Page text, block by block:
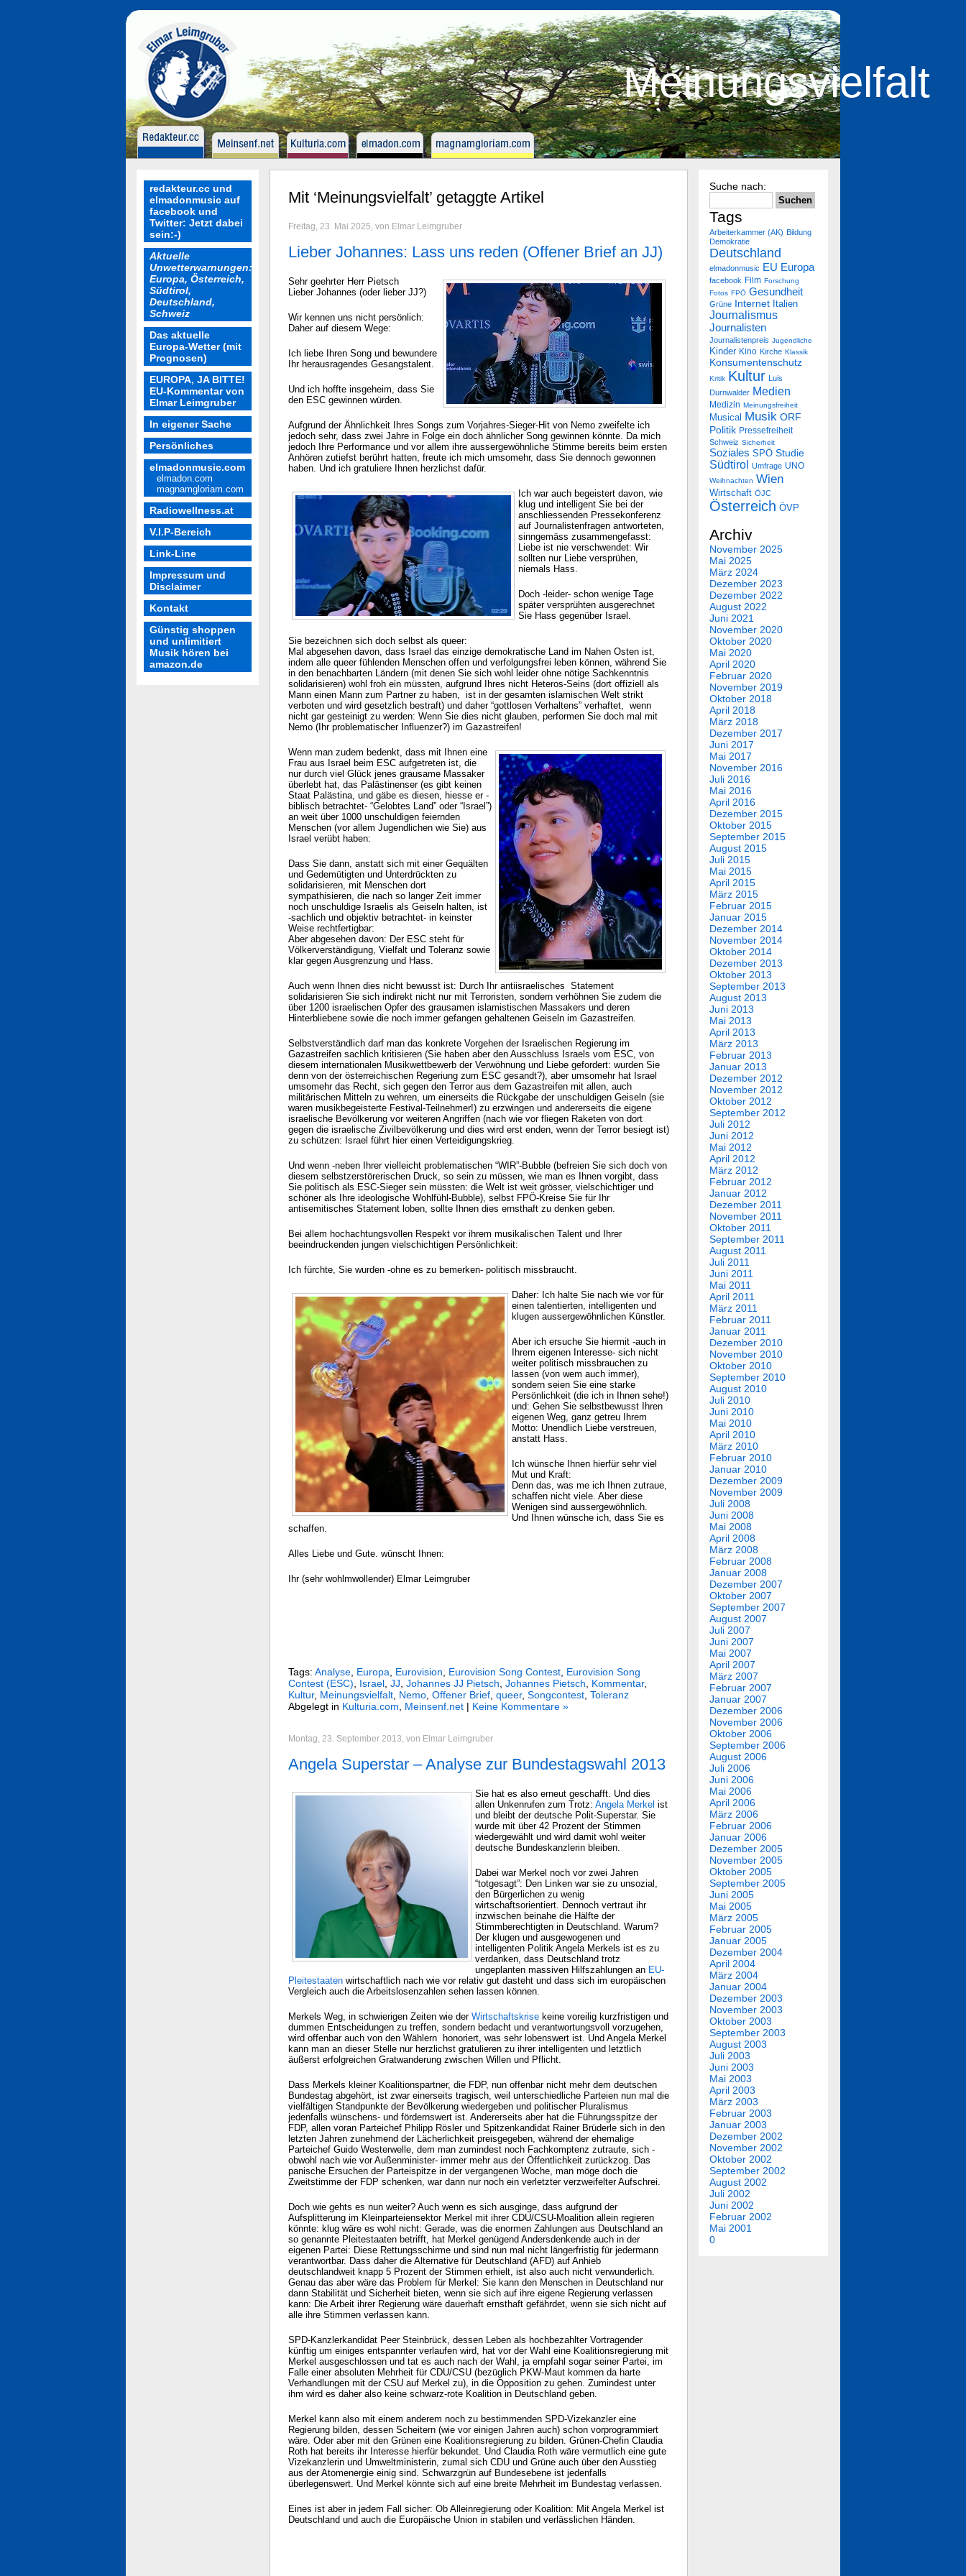
Meinungsvielfalt
redakteur.cc und
elmadonmusic auf
facebook und
Twitter: Jetzt dabei
sein:-)
Aktuelle
Unwetterwarnungen:
Europa, Österreich,
Südtirol,
Deutschland,
Schweiz
Das aktuelle
Europa-Wetter (mit
Prognosen)
EUROPA, JA BITTE!
EU-Kommentar von
Elmar Leimgruber
In eigener Sache
Persönliches
elmadonmusic.com
elmadon.com
magnamgloriam.com
Radiowellness.at
V.I.P-Bereich
Link-Line
Impressum und
Disclaimer
Kontakt
Günstig shoppen
und unlimitiert
Musik hören bei
amazon.de
Mit ‘Meinungsvielfalt’ getaggte Artikel
Freitag, 23. Mai 2025, von Elmar Leimgruber
Lieber Johannes: Lass uns reden (Offener Brief an JJ)
Sehr geehrter Herr Pietsch
Lieber Johannes (oder lieber JJ?)
Wir kennen uns nicht persönlich:
Daher auf diesem Wege:
Ich liebe Ihren Song und bewundere
Ihr herausragendes Gesangstalent.
Und ich hoffte insgeheim, dass Sie
den ESC gewinnen würden.
Aufgrund der Ähnlichkeit Ihres Songs zum Vorjahres-Sieger-Hit von Nemo zweifelte ich
jedoch sehr, dass zwei Jahre in Folge ein doch ähnlicher Song gewinnen könnte. Da mich
jedoch Ihre Performance und vor allem ihre aussergewöhnliche Stimme bereits beim ersten
Anhören zutiefst berührt hatten, freute ich mich umsomehr, dass Sie dennoch gewonnen
haben. Und ich gratuliere Ihnen herzlichst dafür.
Ich war auch begeistert davon, wie
klug und intelligent Sie bei der
anschliessenden Pressekonferenz
auf Journalistenfragen antworteten,
sinngemäss zusammengefasst:
Liebe ist nie verschwendet: Wir
sollten nur Liebe versprühen,
niemals Hass.
Doch -leider- schon wenige Tage
später versprühten ausgerechnet
Sie Hass gegenüber Israel.
Sie bezeichnen sich doch selbst als queer:
Mal abgesehen davon, dass Israel das einzige demokratische Land im Nahen Osten ist,
indem alle queer fühlenden Menschen offen und verfolgungsfrei leben können, während Sie
in den benachbarten Ländern (mit denen Sie sich wohl leider ohne nötige Sachkenntnis
solidarisieren) wohl froh ein müssten, aufgrund Ihres nicht Heteros-Seins (dort offiziell als
Mann einen Mann zum Partner zu haben, ist in der gesamten islamischen Welt strikt
verboten und wird gesetzlich bestraft) und daher “gottlosen Verhaltens” verhaftet, wenn
nicht gar gesteinigt zu werden: Wenn Sie dies nicht glauben, performen Sie doch mal mit
Nemo (Ihr problematischer Influenzer?) im Gazastreifen!
Wenn man zudem bedenkt, dass mit Ihnen eine
Frau aus Israel beim ESC aufgetreten ist, die
nur durch viel Glück jenes grausame Massaker
überlebt hat, das Palästinenser (es gibt keinen
Staat Palästina, und gäbe es diesen, hiesse er -
biblisch betrachtet- “Gelobtes Land” oder “Israel”)
an weit über 1000 unschuldigen feiernden
Menschen (vor allem Jugendlichen wie Sie) aus
Israel verübt haben:
Dass Sie dann, anstatt sich mit einer Gequälten
und Gedemütigten und Unterdrückten zu
solidarisieren, mit Menschen dort
sympathisieren, die nach so langer Zeit immer
noch unschuldige Israelis als Geiseln halten, ist
-sachlich und objektiv betrachtet- in keinster
Weise rechtfertigbar:
Aber abgesehen davon: Der ESC steht für
Völkerverständigung, Vielfalt und Toleranz sowie
klar gegen Ausgrenzung und Hass.
Auch wenn Ihnen dies nicht bewusst ist: Durch Ihr antiisraelisches Statement
solidarisieren Sie sich indirekt nicht nur mit Terroristen, sondern verhöhnen Sie zudem die
über 1200 israelischen Opfer des grausamen islamistischen Massakers und deren
Hinterbliebene sowie die noch immer gefangen gehaltenen Geiseln im Gazastreifen.
Selbstverständlich darf man das konkrete Vorgehen der Israelischen Regierung im
Gazastreifen sachlich kritisieren (Sie haben aber den Ausschluss Israels vom ESC, von
diesem internationalen Musikwettbewerb der Verwöhnung und Liebe gefordert: wurden Sie
denn von der österreichischen Regeriung zum ESC gesandt?), aber umsomehr hat Israel
umsomehr das Recht, sich gegen den Terror aus dem Gazastreifen mit allen, auch
militärischen Mitteln zu wehren, um einerseits die Rückgabe der unschuldigen Geiseln (sie
waren musikbegeisterte Festival-Teilnehmer!) zu erzwingen und andererseits die eigene
israelische Bevölkerung vor weiteren Angriffen (nach wie vor fliegen Raketen von dort
gegen die israelische Zivilbevölkerung und dies wird erst enden, wenn der Terror besiegt ist)
zu schützen: Israel führt hier einen Verteidigungskrieg.
Und wenn -neben Ihrer vielleicht problematischen “WIR”-Bubble (befreien Sie sich doch von
diesem selbstzerstörerischen Druck, so sein zu müssen, wie man es Ihnen vorgibt, dass
Sie politisch als ESC-Sieger sein müssten: die Welt ist weit grösser, vielschichtiger und
schöner als Ihre ideologische Wohlfühl-Bubble), selbst FPÖ-Kreise Sie für Ihr
antisemitisches Statement loben, sollte Ihnen dies ernsthaft zu denken geben.
Bei allem hochachtungsvollen Respekt vor ihrem musikalischen Talent und Ihrer
beeindruckenden jungen vielschichtigen Persönlichkeit:
Ich fürchte, Sie wurden -ohne es zu bemerken- politisch missbraucht.
Daher: Ich halte Sie nach wie vor für
einen talentierten, intelligenten und
klugen aussergewöhnlichen Künstler.
Aber ich ersuche Sie hiermit -auch in
Ihrem eigenen Interesse- sich nicht
weiter politisch missbrauchen zu
lassen (von wem auch immer),
sondern seien Sie eine starke
Persönlichkeit (die ich in Ihnen sehe!)
und: Gehen Sie selbstbewusst Ihren
eigenen Weg, ganz getreu Ihrem
Motto: Unendlich Liebe verstreuen,
anstatt Hass.
Ich wünsche Ihnen hierfür sehr viel
Mut und Kraft:
Denn das, was me ich Ihnen zutraue,
schaffen nicht viele. Aber diese
Wenigen sind aussergewöhnlich.
Und Ihnen wünsche ich, dass Sie es
schaffen.
Alles Liebe und Gute. wünscht Ihnen:
Ihr (sehr wohlmwollender) Elmar Leimgruber
Tags: Analyse Europa Eurovision Eurovision Song Contest Eurovision Song
Contest (ESC)
Israel JJ Johannes JJ Pietsch Johannes Pietsch Kommentar,
Kultur, Meinungsvielfalt Nemo Offener Brief queer, Songcontest Toleranz
Abgelegt in Kulturia.com Meinsenf.net | Keine Kommentare »
Montag, 23. September 2013, von Elmar Leimgruber
Angela Superstar – Analyse zur Bundestagswahl 2013
Sie hat es also erneut geschafft. Und dies
allen Unkenrufen zum Trotz: Angela Merkel ist
und bleibt der deutsche Polit-Superstar. Sie
wurde mit über 42 Prozent der Stimmen
wiedergewählt und wird damit wohl weiter
deutsche Bundeskanzlerin bleiben.
Dabei war Merkel noch vor zwei Jahren
“totgesagt”: Den Linken war sie zu unsozial,
den Bürgerlichen zu wenig
wirtschaftsorientiert. Dennoch vertraut ihr
inzwischen beinahe die Hälfte der
Stimmberechtigten in Deutschland. Warum?
Der klugen und ausgewogenen und
intelligenten Politik Angela Merkels ist es zu
verdanken, dass Deutschland trotz
ungeplanten massiven Hilfszahlungen an EU-
Pleitestaaten wirtschaftlich nach wie vor relativ gut dasteht und dass sich im europäischen
Vergleich auch die Arbeitslosenzahlen sehen lassen können.
Merkels Weg, in schwierigen Zeiten wie der Wirtschaftskrise keine voreilig kurzfristigen und
dummen Entscheidungen zu treffen, sondern bedacht und verantwortungsvoll vorzugehen,
wird offenbar auch von den Wählern honoriert, was sehr lobenswert ist. Und Angela Merkel
kann man an dieser Stelle nur herzlichst gratulieren zu ihrer intelligenten und letztlich
äußerst erfolgreichen Gratwanderung zwischen Willen und Pflicht.
Dass Merkels kleiner Koalitionspartner, die FDP, nun offenbar nicht mehr dem deutschen
Bundestag abgehört, ist zwar einerseits tragisch, weil unterschiedliche Parteien nun mal die
vielfältigen Standpunkte der Bevölkerung wiedergeben und politischer Pluralismus
jedenfalls wünschens- und fördernswert ist. Andererseits aber hat die Führungsspitze der
FDP, allen voran Parteichef Philipp Rösler und Spitzenkandidat Rainer Brüderle sich in den
letzten Jahren zunehmend der Lächerlichkeit preisgegeben, während der ehemalige
Parteichef Guido Westerwelle, dem man zumindest noch Fachkomptenz zutraute, sich -
obwohl nach wie vor Außenminister- immer mehr aus der Öffentlichkeit zurückzog. Das
panische Ersuchen der Parteispitze in der vergangenen Woche, man möge doch die
Zweitstimme der FDP schenken, war dann nur noch ein verletzter verzweifelter Aufschrei.
Doch wie gehts es nun weiter? Auch wenn es sich ausginge, dass aufgrund der
Aufsplitterung im Kleinparteiensektor Merkel mit ihrer CDU/CSU-Moalition allein regieren
könnte: klug wäre es wohl nicht: Gerade, was die enormen Zahlungen aus Deutschland an
so genannte Pleitestaaten betrifft, hat Merkel genügend Andersdenkende auch in der
eigenen Partei: Diese Rettungsschirme und sind nun mal nicht längerfristig für jedermann
verantwortbar. Dass daher die Alternative für Deutschland (AFD) auf Anhieb
deutschlandweit knapp 5 Prozent der Stimmen erhielt, ist also auch nicht verwunderlich.
Genau das aber wäre das Problem für Merkel: Sie kann den Menschen in Deutschland nur
dann Stabilität und Sicherheit bieten, wenn sie sich auf ihre eigene Regierung verlassen
kann: Die Arbeit ihrer Regierung wäre dauerhaft ernsthaft gefährdet, wenn sie sich nicht auf
alle ihre Stimmen verlassen kann.
SPD-Kanzlerkandidat Peer Steinbrück, dessen Leben als hochbezahlter Vortragender
künftig um einiges entspannter verlaufen wird, hat vor der Wahl eine Koalitionsregierung mit
Merkel ausgeschlossen und tat es auch nach der Wahl, ja empfahl sogar seiner Partei, im
Falle einer absoluten Mehrheit für CDU/CSU (bezüglich PKW-Maut kommen da harte
Verhandlungen mit der CSU auf Merkel zu), in die Opposition zu gehen. Zumindest unter
ihm wird es daher also keine schwarz-rote Koalition in Deutschland geben.
Merkel kann also mit einem anderem noch zu bestimmenden SPD-Vizekanzler eine
Regierung bilden, dessen Scheitern (wie vor einigen Jahren auch) schon vorprogrammiert
wäre. Oder aber mit den Grünen eine Koalitionsregierung zu bilden. Grünen-Chefin Claudia
Roth hat bereits ihr Interesse hierfür bekundet. Und Claudia Roth wäre vermutlich eine gute
Vizekanzlerin und Umweltministerin, zumal sich CDU und Grüne auch über den Ausstieg
aus der Atomenergie einig sind. Schwarzgrün auf Bundesebene ist jedenfalls
überlegenswert. Und Merkel könnte sich auf eine breite Mehrheit im Bundestag verlassen.
Eines ist aber in jedem Fall sicher: Ob Alleinregierung oder Koalition: Mit Angela Merkel ist
Deutschland und auch die Europäische Union in stabilen und verlässlichen Händen.
Suche nach:
Tags
Arbeiterkammer (AK) Bildung
Demokratie
Deutschland
elmadonmusic EU Europa
facebook Film Forschung
Fotos FPÖ Gesundheit
Grüne Internet Italien
Journalismus
Journalisten
Journalistenpreis Jugendliche
Kinder Kino Kirche Klassik
Konsumentenschutz
Kritik Kultur Luis
Durnwalder Medien
Medizin Meinungsfreiheit
Musical Musik ORF
Politik Pressefreiheit
Schweiz Sicherheit
Soziales SPÖ Studie
Südtirol Umfrage UNO
Weihnachten Wien
Wirtschaft ÖJC
Österreich ÖVP
Archiv
November 2025
Mai 2025
März 2024
Dezember 2023
Dezember 2022
August 2022
Juni 2021
November 2020
Oktober 2020
Mai 2020
April 2020
Februar 2020
November 2019
Oktober 2018
April 2018
März 2018
Dezember 2017
Juni 2017
Mai 2017
November 2016
Juli 2016
Mai 2016
April 2016
Dezember 2015
Oktober 2015
September 2015
August 2015
Juli 2015
Mai 2015
April 2015
März 2015
Februar 2015
Januar 2015
Dezember 2014
November 2014
Oktober 2014
Dezember 2013
Oktober 2013
September 2013
August 2013
Juni 2013
Mai 2013
April 2013
März 2013
Februar 2013
Januar 2013
Dezember 2012
November 2012
Oktober 2012
September 2012
Juli 2012
Juni 2012
Mai 2012
April 2012
März 2012
Februar 2012
Januar 2012
Dezember 2011
November 2011
Oktober 2011
September 2011
August 2011
Juli 2011
Juni 2011
Mai 2011
April 2011
März 2011
Februar 2011
Januar 2011
Dezember 2010
November 2010
Oktober 2010
September 2010
August 2010
Juli 2010
Juni 2010
Mai 2010
April 2010
März 2010
Februar 2010
Januar 2010
Dezember 2009
November 2009
Juli 2008
Juni 2008
Mai 2008
April 2008
März 2008
Februar 2008
Januar 2008
Dezember 2007
Oktober 2007
September 2007
August 2007
Juli 2007
Juni 2007
Mai 2007
April 2007
März 2007
Februar 2007
Januar 2007
Dezember 2006
November 2006
Oktober 2006
September 2006
August 2006
Juli 2006
Juni 2006
Mai 2006
April 2006
März 2006
Februar 2006
Januar 2006
Dezember 2005
November 2005
Oktober 2005
September 2005
Juni 2005
Mai 2005
März 2005
Februar 2005
Januar 2005
Dezember 2004
April 2004
März 2004
Januar 2004
Dezember 2003
November 2003
Oktober 2003
September 2003
August 2003
Juli 2003
Juni 2003
Mai 2003
April 2003
März 2003
Februar 2003
Januar 2003
Dezember 2002
November 2002
Oktober 2002
September 2002
August 2002
Juli 2002
Juni 2002
Februar 2002
Mai 2001
0